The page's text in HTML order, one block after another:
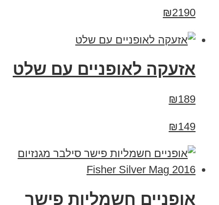
₪2190
אזעקה לאופניים עם שלט
₪189
₪149
אופניים חשמליות פישר